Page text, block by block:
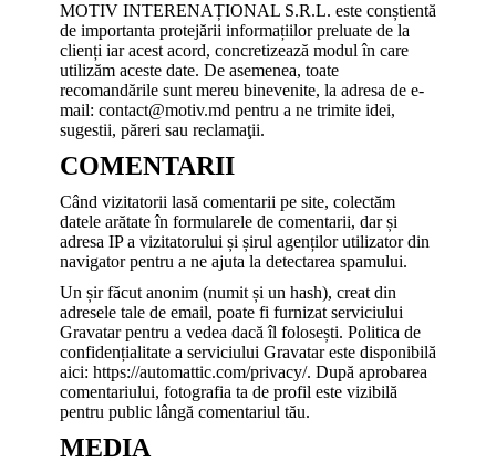
MOTIV INTERENAȚIONAL S.R.L. este conștientă
de importanta protejării informațiilor preluate de la
clienți iar acest acord, concretizează modul în care
utilizăm aceste date. De asemenea, toate
recomandările sunt mereu binevenite, la adresa de e-
mail: contact@motiv.md pentru a ne trimite idei,
sugestii, păreri sau reclamaţii.
COMENTARII
Când vizitatorii lasă comentarii pe site, colectăm
datele arătate în formularele de comentarii, dar și
adresa IP a vizitatorului și șirul agenților utilizator din
navigator pentru a ne ajuta la detectarea spamului.
Un șir făcut anonim (numit și un hash), creat din
adresele tale de email, poate fi furnizat serviciului
Gravatar pentru a vedea dacă îl folosești. Politica de
confidențialitate a serviciului Gravatar este disponibilă
aici: https://automattic.com/privacy/. După aprobarea
comentariului, fotografia ta de profil este vizibilă
pentru public lângă comentariul tău.
MEDIA